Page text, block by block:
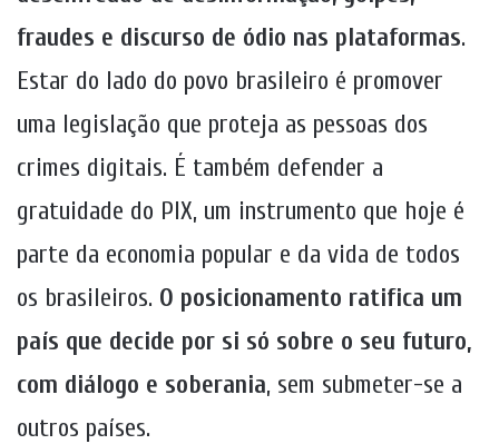
fraudes e discurso de ódio nas plataformas.
Estar do lado do povo brasileiro é promover
uma legislação que proteja as pessoas dos
crimes digitais. É também defender a
gratuidade do PIX, um instrumento que hoje é
parte da economia popular e da vida de todos
os brasileiros. O posicionamento ratifica um
país que decide por si só sobre o seu futuro,
com diálogo e soberania, sem submeter-se a
outros países.